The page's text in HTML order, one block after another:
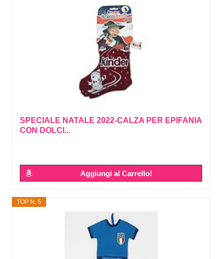
SPECIALE NATALE 2022-CALZA PER EPIFANIA
CON DOLCI...
Aggiungi al Carrello!
TOP N. 5